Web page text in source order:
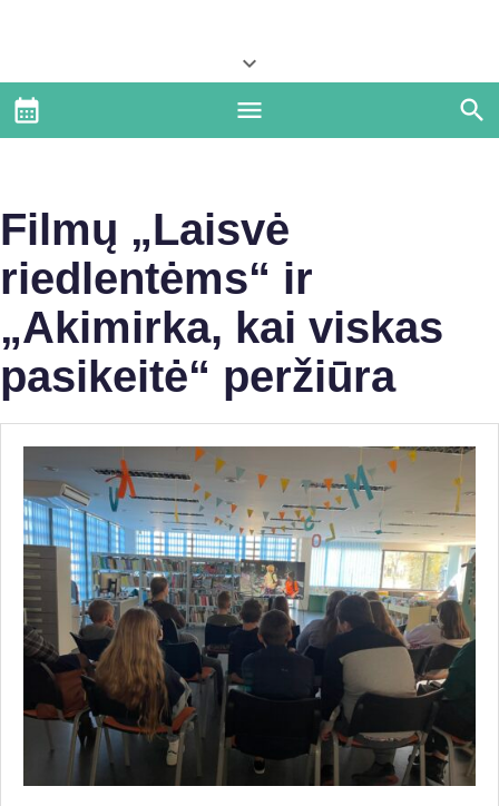
Filmų „Laisvė
riedlentėms“ ir
„Akimirka, kai viskas
pasikeitė“ peržiūra